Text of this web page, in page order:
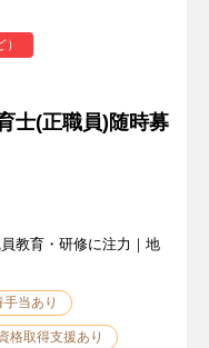
士(正職員)随時募
教育・研修に注力｜地
手当あり
格取得支援あり